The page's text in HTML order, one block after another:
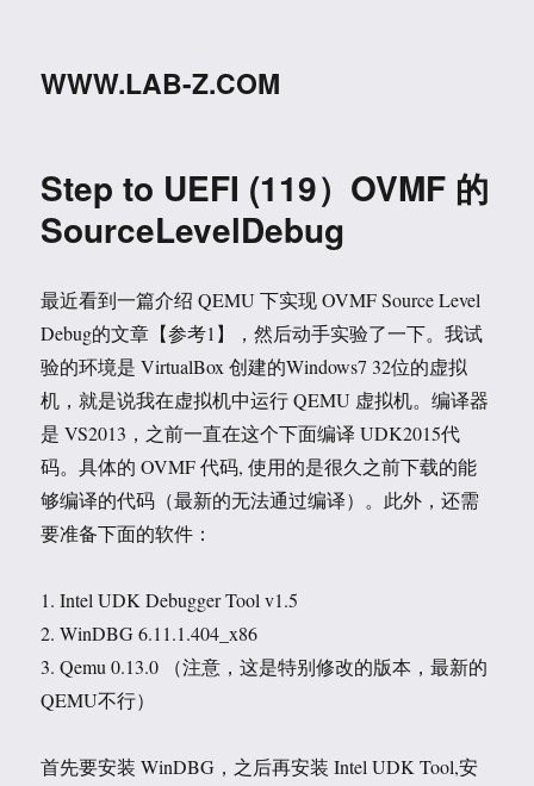
WWW.LAB-Z.COM
Step to UEFI (119）OVMF 的
SourceLevelDebug
最近看到一篇介绍 QEMU 下实现 OVMF Source Level
Debug的文章【参考1】，然后动手实验了一下。我试
验的环境是 VirtualBox 创建的Windows7 32位的虚拟
机，就是说我在虚拟机中运行 QEMU 虚拟机。编译器
是 VS2013，之前一直在这个下面编译 UDK2015代
码。具体的 OVMF 代码, 使用的是很久之前下载的能
够编译的代码（最新的无法通过编译）。此外，还需
要准备下面的软件：
1. Intel UDK Debugger Tool v1.5
2. WinDBG 6.11.1.404_x86
3. Qemu 0.13.0 （注意，这是特别修改的版本，最新的
QEMU不行）
首先要安装 WinDBG，之后再安装 Intel UDK Tool,安